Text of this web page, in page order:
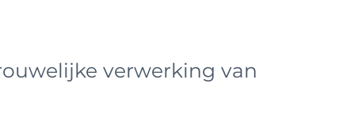
verwerking van